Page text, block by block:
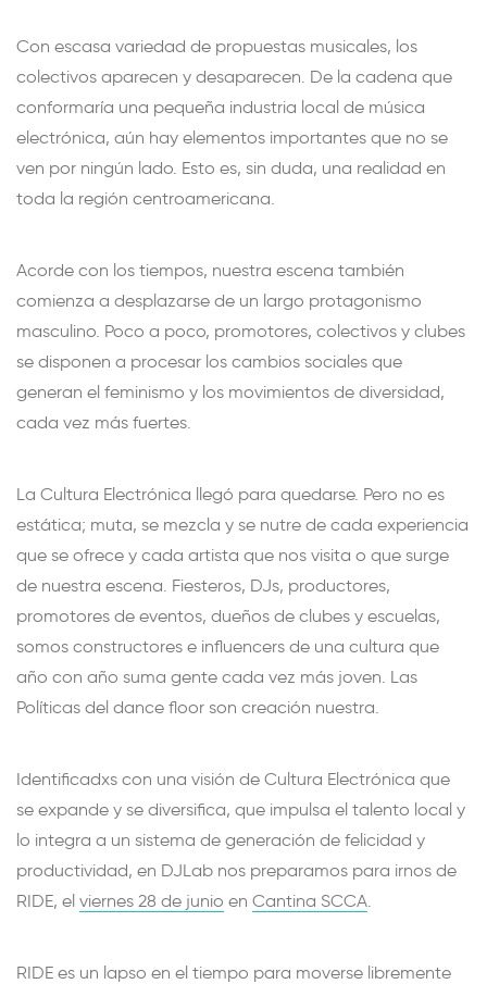
Con escasa variedad de propuestas musicales, los
colectivos aparecen y desaparecen. De la cadena que
conformaría una pequeña industria local de música
electrónica, aún hay elementos importantes que no se
ven por ningún lado. Esto es, sin duda, una realidad en
toda la región centroamericana.
Acorde con los tiempos, nuestra escena también
comienza a desplazarse de un largo protagonismo
masculino. Poco a poco, promotores, colectivos y clubes
se disponen a procesar los cambios sociales que
generan el feminismo y los movimientos de diversidad,
cada vez más fuertes.
La Cultura Electrónica llegó para quedarse. Pero no es
estática; muta, se mezcla y se nutre de cada experiencia
que se ofrece y cada artista que nos visita o que surge
de nuestra escena. Fiesteros, DJs, productores,
promotores de eventos, dueños de clubes y escuelas,
somos constructores e influencers de una cultura que
año con año suma gente cada vez más joven. Las
Políticas del dance floor son creación nuestra.
Identificadxs con una visión de Cultura Electrónica que
se expande y se diversifica, que impulsa el talento local y
lo integra a un sistema de generación de felicidad y
productividad, en DJLab nos preparamos para irnos de
RIDE, el viernes 28 de junio en Cantina SCCA.
RIDE es un lapso en el tiempo para moverse libremente